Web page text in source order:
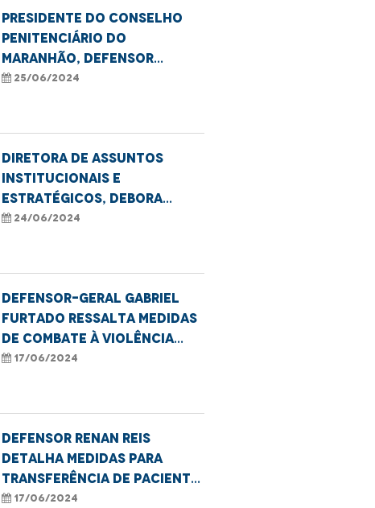
Presidente do Conselho
Penitenciário do
Maranhão, defensor
Thiago Josino, destaca a
25/06/2024
Diretora de Assuntos
Institucionais e
Estratégicos, Debora
Alcântara, destaca
Imperatriz
24/06/2024
Defensor-geral Gabriel
Furtado ressalta medidas
de combate à violência
contra a pessoa Idosa
17/06/2024
Defensor Renan Reis
detalha medidas para
transferência de paciente
renal de Codó para São
17/06/2024